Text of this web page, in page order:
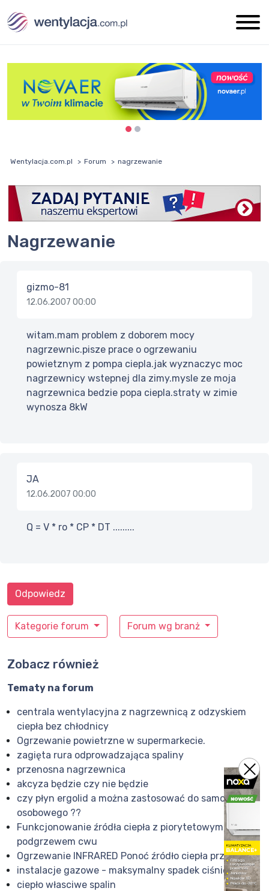
Wentylacja.com.pl Forum nagrzewanie
nagrzewanie
gizmo-81
12.06.2007 00:00
witam.mam problem z doborem mocy
nagrzewnic.pisze prace o ogrzewaniu
powietznym z pompa ciepla.jak wyznaczyc moc
nagrzewnicy wstepnej dla zimy.mysle ze moja
nagrzewnica bedzie popa ciepla.straty w zimie
wynosza 8kW
JA
12.06.2007 00:00
Q = V * ro * CP * DT .........
Kategorie forum Forum wg branż
Odpowiedz
Zobacz również
Tematy na forum
centrala wentylacyjna z nagrzewnicą z odzyskiem
ciepła bez chłodnicy
Ogrzewanie powietrzne w supermarkecie.
zagięta rura odprowadzająca spaliny
przenosna nagrzewnica
akcyza będzie czy nie będzie
czy płyn ergolid a można zastosować do samochodu
osobowego ??
Funkcjonowanie źródła ciepła z piorytetowym
podgrzewem cwu
Ogrzewanie INFRARED Ponoć źródło ciepła przyszłości
instalacje gazowe - maksymalny spadek ciśnienia
ciepło własciwe spalin